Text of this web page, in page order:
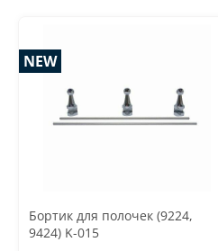
NEW
Бортик для полочек (9224,
9424) K-015